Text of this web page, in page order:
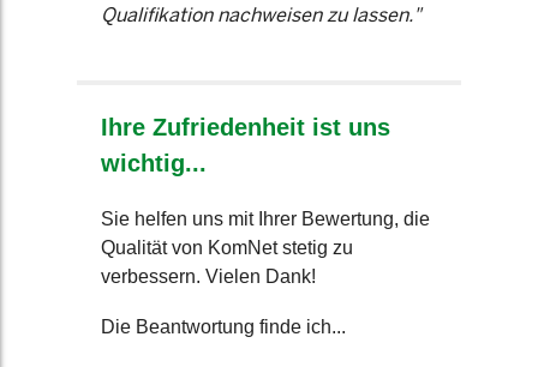
Qualifikation nachweisen zu lassen."